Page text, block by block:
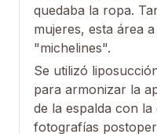
quedaba la ropa.
mujeres, esta área
"michelines".
Se utilizó
para armonizar la
de la espalda con
fotografías